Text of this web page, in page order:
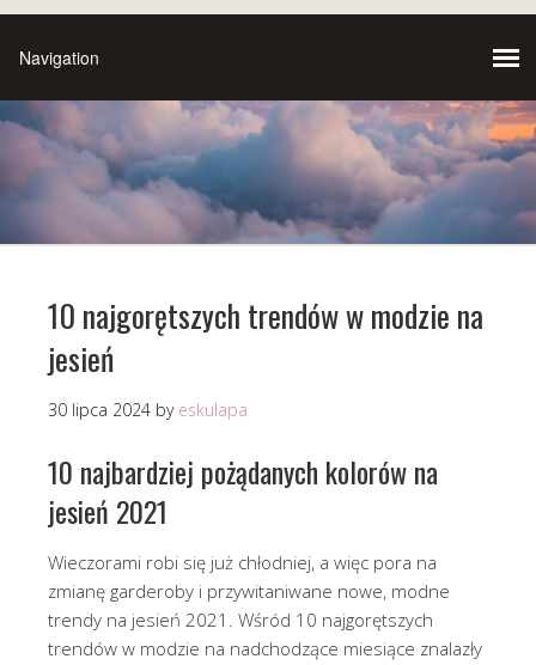
10 najgorętszych trendów w modzie na
jesień
30 lipca 2024 by eskulapa
10 najbardziej pożądanych kolorów na
jesień 2021
Wieczorami robi się już chłodniej, a więc pora na
zmianę garderoby i przywitaniwane nowe, modne
trendy na jesień 2021. Wśród 10 najgorętszych
trendów w modzie na nadchodzące miesiące znalazły